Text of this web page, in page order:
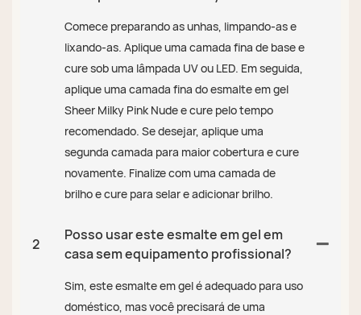
Comece preparando as unhas, limpando-as e
lixando-as. Aplique uma camada fina de base e
cure sob uma lâmpada UV ou LED. Em seguida,
aplique uma camada fina do esmalte em gel
Sheer Milky Pink Nude e cure pelo tempo
recomendado. Se desejar, aplique uma
segunda camada para maior cobertura e cure
novamente. Finalize com uma camada de
brilho e cure para selar e adicionar brilho.
2
Posso usar este esmalte em gel em
casa sem equipamento profissional?
Sim, este esmalte em gel é adequado para uso
doméstico, mas você precisará de uma